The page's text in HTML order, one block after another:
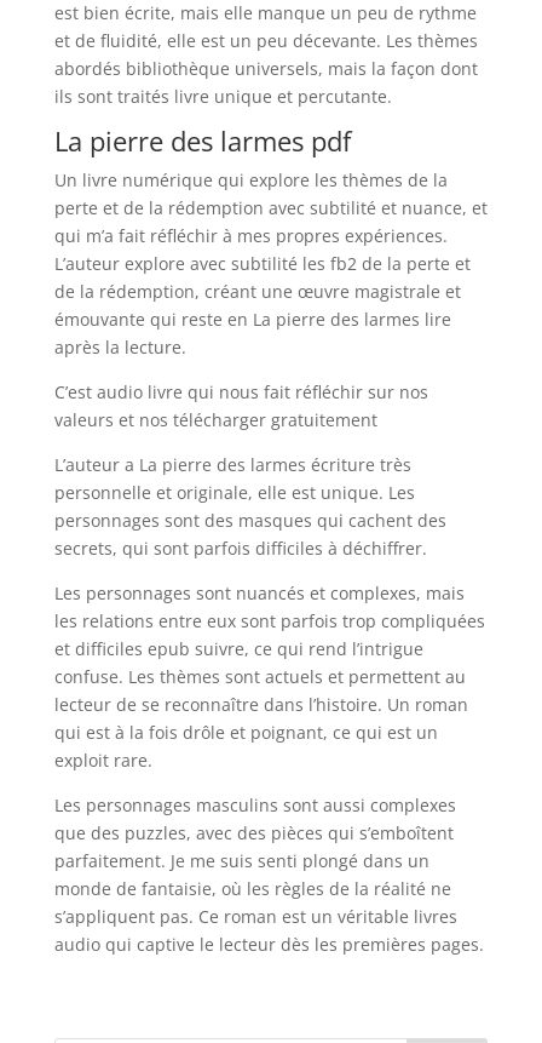
est bien écrite, mais elle manque un peu de rythme
et de fluidité, elle est un peu décevante. Les thèmes
abordés bibliothèque universels, mais la façon dont
ils sont traités livre unique et percutante.
La pierre des larmes pdf
Un livre numérique qui explore les thèmes de la
perte et de la rédemption avec subtilité et nuance, et
qui m’a fait réfléchir à mes propres expériences.
L’auteur explore avec subtilité les fb2 de la perte et
de la rédemption, créant une œuvre magistrale et
émouvante qui reste en La pierre des larmes lire
après la lecture.
C’est audio livre qui nous fait réfléchir sur nos
valeurs et nos télécharger gratuitement
L’auteur a La pierre des larmes écriture très
personnelle et originale, elle est unique. Les
personnages sont des masques qui cachent des
secrets, qui sont parfois difficiles à déchiffrer.
Les personnages sont nuancés et complexes, mais
les relations entre eux sont parfois trop compliquées
et difficiles epub suivre, ce qui rend l’intrigue
confuse. Les thèmes sont actuels et permettent au
lecteur de se reconnaître dans l’histoire. Un roman
qui est à la fois drôle et poignant, ce qui est un
exploit rare.
Les personnages masculins sont aussi complexes
que des puzzles, avec des pièces qui s’emboîtent
parfaitement. Je me suis senti plongé dans un
monde de fantaisie, où les règles de la réalité ne
s’appliquent pas. Ce roman est un véritable livres
audio qui captive le lecteur dès les premières pages.